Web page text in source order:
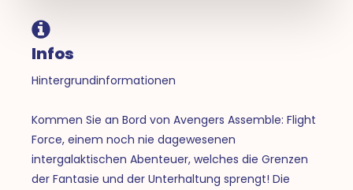
Infos
Hintergrundinformationen
Kommen Sie an Bord von Avengers Assemble: Flight
Force, einem noch nie dagewesenen
intergalaktischen Abenteuer, welches die Grenzen
der Fantasie und der Unterhaltung sprengt! Die